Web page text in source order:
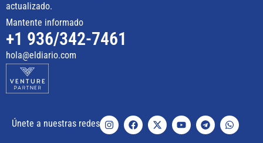
actualizado.
Mantente informado
+1 936/342-7461
hola@eldiario.com
Únete a nuestras redes